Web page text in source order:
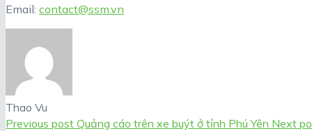
Email: contact@ssm.vn
Thao Vu
Previous post Quảng cáo trên xe buýt ở tỉnh Phú Yên Next